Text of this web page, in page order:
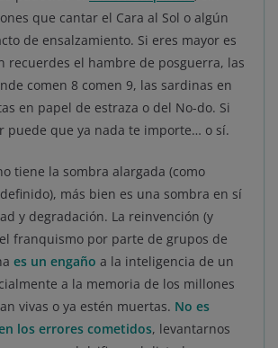
que cantar el Cara al Sol o algún
de ensalzamiento. Si eres mayor es
recuerdes el hambre de posguerra, las
comen 8 comen 9, las sardinas en
en papel de estraza o del No-do. Si
puede que ya nada te importe… o sí.
tiene la sombra alargada (como
más bien es una sombra en sí
y degradación. La reinvención (y
franquismo por parte de grupos de
es un engaño a la inteligencia de un
a la memoria de los millones
vivas o ya estén muertas. No es
los errores cometidos, levantarnos